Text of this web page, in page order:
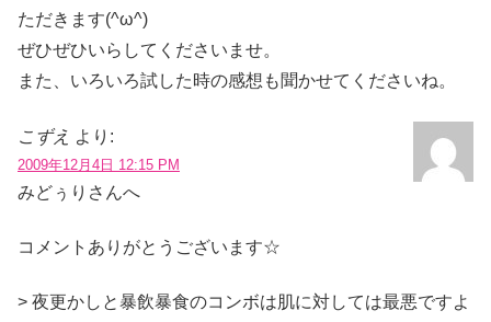
ただきます(^ω^)
ぜひぜひいらしてくださいませ。
また、いろいろ試した時の感想も聞かせてくださいね。
こずえ より:
2009年12月4日 12:15 PM
みどぅりさんへ
コメントありがとうございます☆
> 夜更かしと暴飲暴食のコンボは肌に対しては最悪ですよ